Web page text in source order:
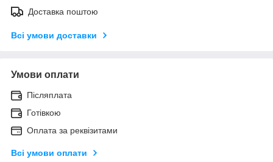
Доставка поштою
Всі умови доставки
Умови оплати
Післяплата
Готівкою
Оплата за реквізитами
Всі умови оплати